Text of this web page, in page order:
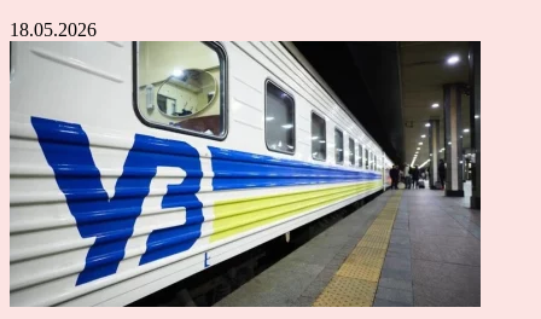
18.05.2026